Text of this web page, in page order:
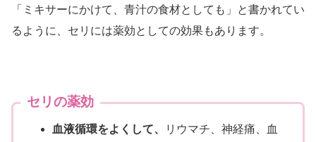
「ミキサーにかけて、青汁の食材としても」と書かれてい
るように、セリには薬効としての効果もあります。
セリの薬効
血液循環をよくして、
リウマチ、神経痛、血